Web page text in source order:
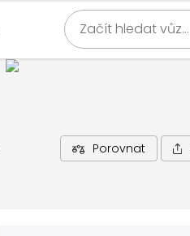
Začít hledat vůz…
Porovnat